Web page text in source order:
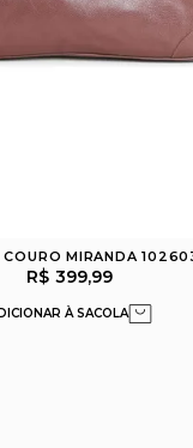
COURO MIRANDA
R$ 399,99